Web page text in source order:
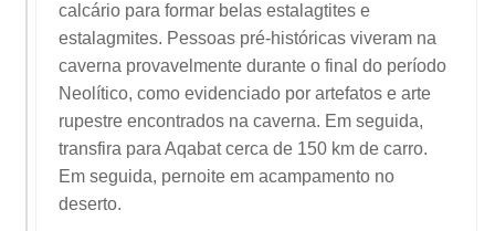
calcário para formar belas estalagtites e
estalagmites. Pessoas pré-históricas viveram na
caverna provavelmente durante o final do período
Neolítico, como evidenciado por artefatos e arte
rupestre encontrados na caverna. Em seguida,
transfira para Aqabat cerca de 150 km de carro.
Em seguida, pernoite em acampamento no
deserto.